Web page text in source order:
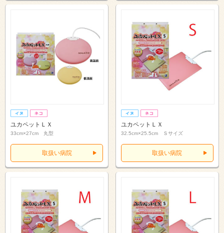
ユカペットＬＸ
33cm×27cm 丸型
取扱い病院
ユカペットＬＸ
32.5cm×25.5cm Ｓサイズ
取扱い病院